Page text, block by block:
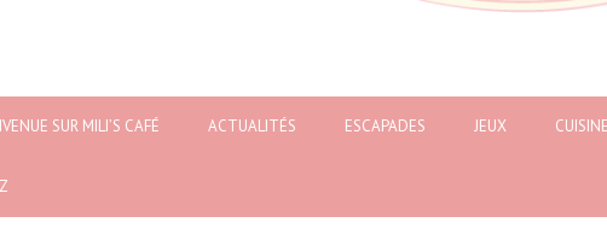
SUR MILI’S CAFÉ ACTUALITÉS ESCAPADES JEUX CUISINE